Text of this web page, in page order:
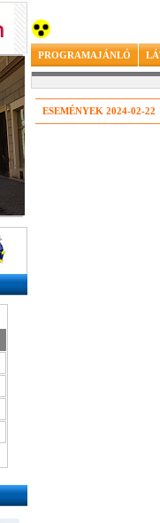
PROGRAMAJÁNLÓ
ESEMÉNYEK 2024-02-22